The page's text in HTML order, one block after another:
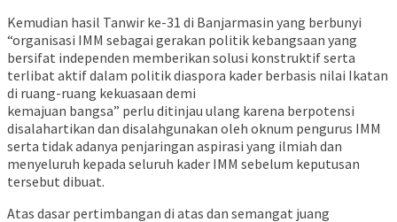
Kemudian hasil Tanwir ke-31 di Banjarmasin yang berbunyi
“organisasi IMM sebagai gerakan politik kebangsaan yang
bersifat independen memberikan solusi konstruktif serta
terlibat aktif dalam politik diaspora kader berbasis nilai Ikatan
di ruang-ruang kekuasaan demi
kemajuan bangsa” perlu ditinjau ulang karena berpotensi
disalahartikan dan disalahgunakan oleh oknum pengurus IMM
serta tidak adanya penjaringan aspirasi yang ilmiah dan
menyeluruh kepada seluruh kader IMM sebelum keputusan
tersebut dibuat.
Atas dasar pertimbangan di atas dan semangat juang